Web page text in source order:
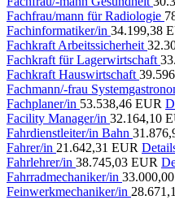
Fachfrau/mann für Radiologie
Fachinformatiker/in 34.199,38
Fachkraft Arbeitssicherheit
Fachkraft für Lagerwirtschaft
Fachkraft Hauswirtschaft
Fachmann/-frau
Fachplaner/in 53.538,46 EUR
Facility Manager/in 32.164,10
Fahrdienstleiter/in Bahn
Fahrer/in 21.642,31 EUR
Fahrlehrer/in 38.745,03 EUR
Fahrradmechaniker/in
Feinwerkmechaniker/in